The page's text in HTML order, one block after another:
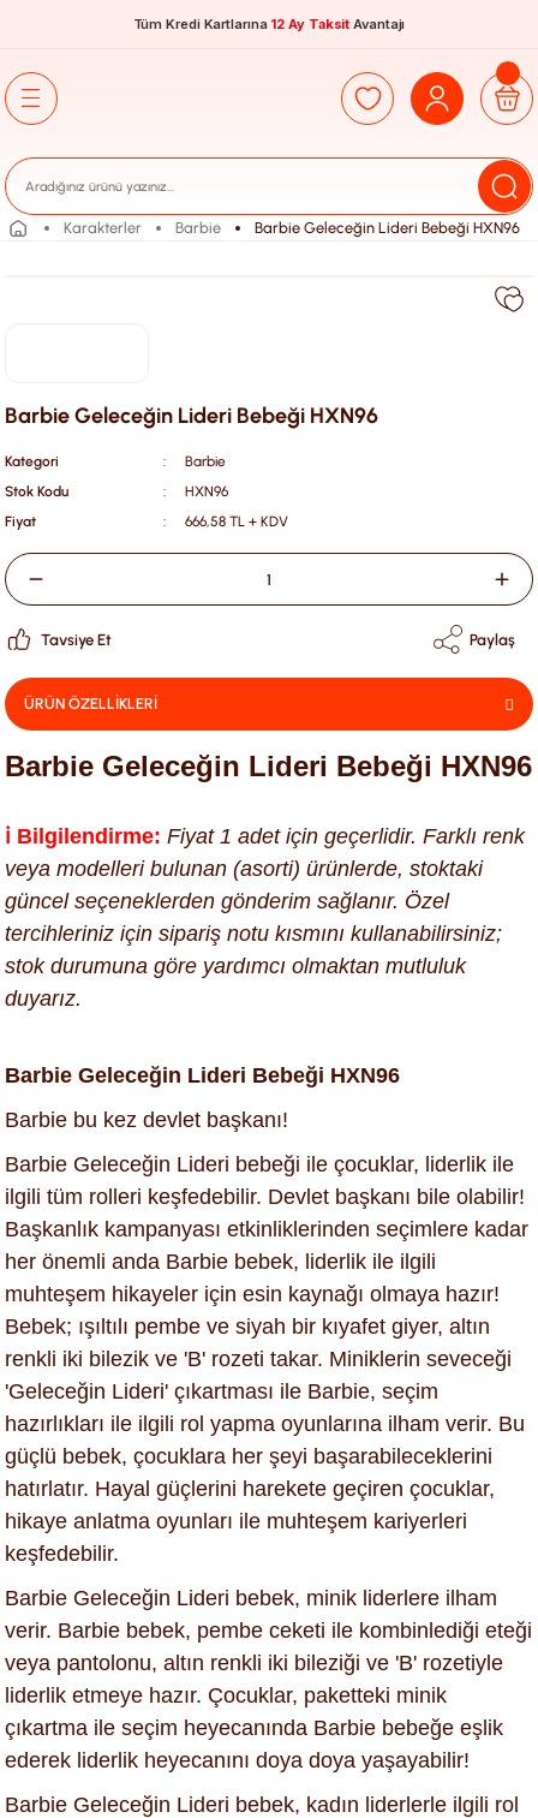
Tüm Kredi Kartlarına 12 Ay Taksit Avantajı
Karakterler Barbie Barbie Geleceğin Lideri Bebeği HXN96
Barbie Geleceğin Lideri Bebeği HXN96
Kategori
Barbie
Stok Kodu
HXN96
Fiyat
666,58 TL + KDV
Tavsiye Et Paylaş
ÜRÜN ÖZELLİKLERİ
Barbie Geleceğin Lideri Bebeği HXN96
ℹ️ Bilgilendirme: Fiyat 1 adet için geçerlidir. Farklı renk
veya modelleri bulunan (asorti) ürünlerde, stoktaki
güncel seçeneklerden gönderim sağlanır. Özel
tercihleriniz için sipariş notu kısmını kullanabilirsiniz;
stok durumuna göre yardımcı olmaktan mutluluk
duyarız.
Barbie Geleceğin Lideri Bebeği HXN96
Barbie bu kez devlet başkanı!
Barbie Geleceğin Lideri bebeği ile çocuklar, liderlik ile
ilgili tüm rolleri keşfedebilir. Devlet başkanı bile olabilir!
Başkanlık kampanyası etkinliklerinden seçimlere kadar
her önemli anda Barbie bebek, liderlik ile ilgili
muhteşem hikayeler için esin kaynağı olmaya hazır!
Bebek; ışıltılı pembe ve siyah bir kıyafet giyer, altın
renkli iki bilezik ve 'B' rozeti takar. Miniklerin seveceği
'Geleceğin Lideri' çıkartması ile Barbie, seçim
hazırlıkları ile ilgili rol yapma oyunlarına ilham verir. Bu
güçlü bebek, çocuklara her şeyi başarabileceklerini
hatırlatır. Hayal güçlerini harekete geçiren çocuklar,
hikaye anlatma oyunları ile muhteşem kariyerleri
keşfedebilir.
Barbie Geleceğin Lideri bebek, minik liderlere ilham
verir. Barbie bebek, pembe ceketi ile kombinlediği eteği
veya pantolonu, altın renkli iki bileziği ve 'B' rozetiyle
liderlik etmeye hazır. Çocuklar, paketteki minik
çıkartma ile seçim heyecanında Barbie bebeğe eşlik
ederek liderlik heyecanını doya doya yaşayabilir!
Barbie Geleceğin Lideri bebek, kadın liderlerle ilgili rol